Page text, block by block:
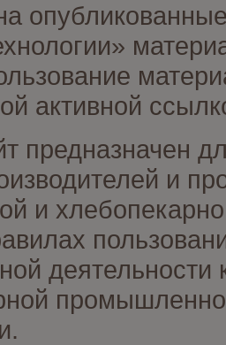
активной
предназначен
и
и